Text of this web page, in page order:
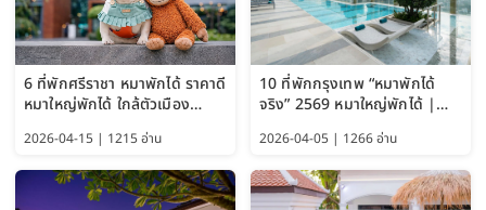
6 ที่พักศรีราชา หมาพักได้ ราคาดี
หมาใหญ่พักได้ ใกล้ตัวเมือง
2026-04-15 | 1215 อ่าน
10 ที่พักกรุงเทพ “หมาพักได้
จริง” 2569 หมาใหญ่พักได้ |
Bangkok อัปเดตล่าสุด
2026-04-05 | 1266 อ่าน